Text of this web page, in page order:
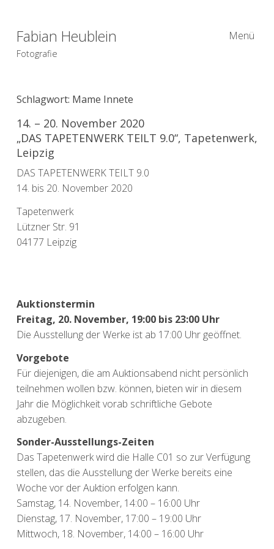
Fabian Heublein
Fotografie
Menü
Schlagwort: Mame Innete
14. – 20. November 2020
„DAS TAPETENWERK TEILT 9.0“, Tapetenwerk,
Leipzig
DAS TAPETENWERK TEILT 9.0
14. bis 20. November 2020
Tapetenwerk
Lützner Str. 91
04177 Leipzig
Auktionstermin
Freitag, 20. November, 19:00 bis 23:00 Uhr
Die Ausstellung der Werke ist ab 17:00 Uhr geöffnet.
Vorgebote
Für diejenigen, die am Auktionsabend nicht persönlich
teilnehmen wollen bzw. können, bieten wir in diesem
Jahr die Möglichkeit vorab schriftliche Gebote
abzugeben.
Sonder-Ausstellungs-Zeiten
Das Tapetenwerk wird die Halle C01 so zur Verfügung
stellen, das die Ausstellung der Werke bereits eine
Woche vor der Auktion erfolgen kann.
Samstag, 14. November, 14:00 – 16:00 Uhr
Dienstag, 17. November, 17:00 – 19:00 Uhr
Mittwoch, 18. November, 14:00 – 16:00 Uhr